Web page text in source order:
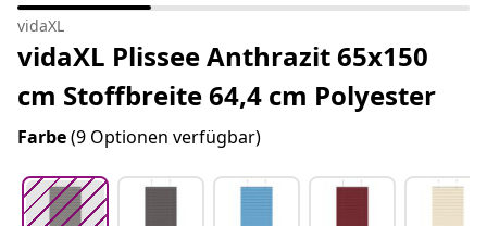
vidaXL
vidaXL Plissee Anthrazit 65x150
cm Stoffbreite 64,4 cm Polyester
Farbe(9 Optionen verfügbar)